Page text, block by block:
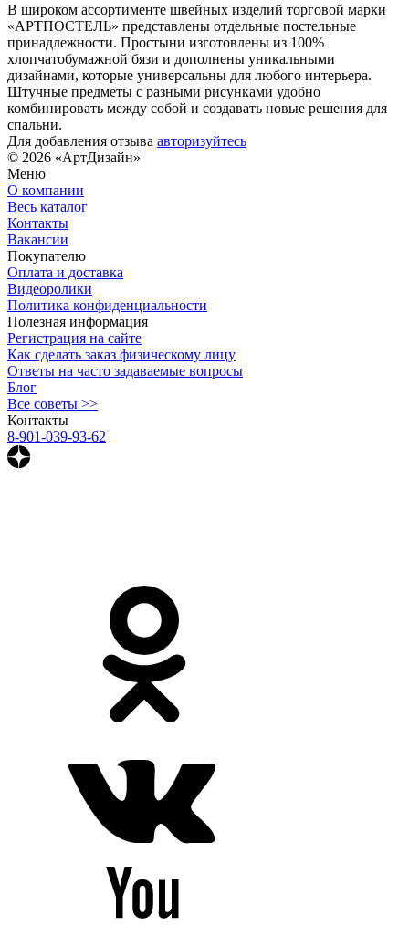
В широком ассортименте швейных изделий торговой марки
«АРТПОСТЕЛЬ» представлены отдельные постельные
принадлежности. Простыни изготовлены из 100%
хлопчатобумажной бязи и дополнены уникальными
дизайнами, которые универсальны для любого интерьера.
Штучные предметы с разными рисунками удобно
комбинировать между собой и создавать новые решения для
спальни.
Для добавления отзыва авторизуйтесь
© 2026 «АртДизайн»
Меню
О компании
Весь каталог
Контакты
Вакансии
Покупателю
Оплата и доставка
Видеоролики
Политика конфиденциальности
Полезная информация
Регистрация на сайте
Как сделать заказ физическому лицу
Ответы на часто задаваемые вопросы
Блог
Все советы >>
Контакты
8-901-039-93-62